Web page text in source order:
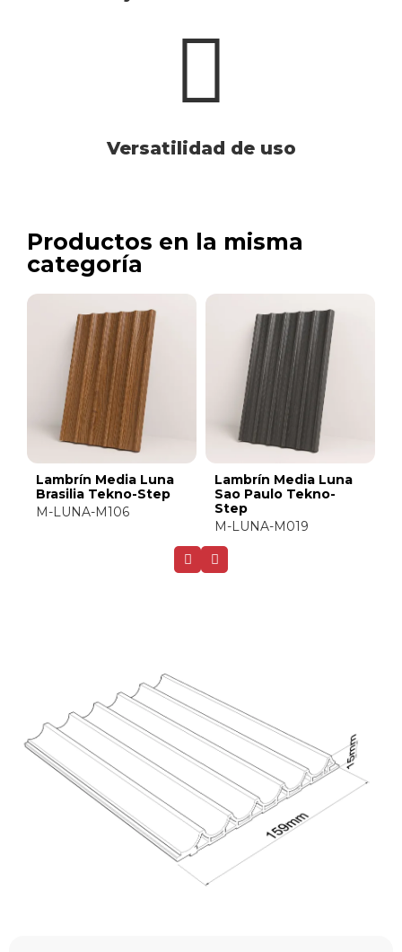
Versatilidad de uso
Productos en la misma
categoría
Lambrín Media Luna
Brasilia Tekno-Step
M-LUNA-M106
Lambrín Media Luna
Sao Paulo Tekno-
Step
M-LUNA-M019